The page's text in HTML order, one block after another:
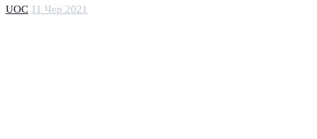
UOC 11 Чер 2021